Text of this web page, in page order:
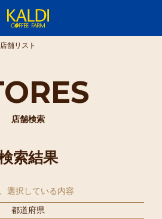
店舗検索
店舗リスト
索結果
選択している内容
都道府県